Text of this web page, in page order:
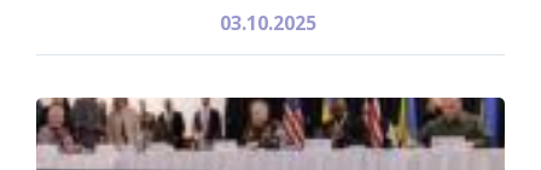
03.10.2025